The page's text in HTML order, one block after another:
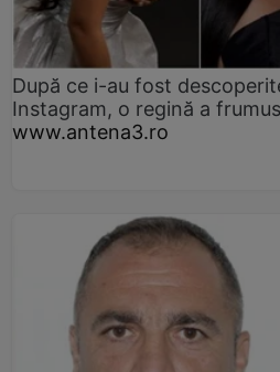
După ce i-au fost
Instagram, o regină a
www.antena3.ro